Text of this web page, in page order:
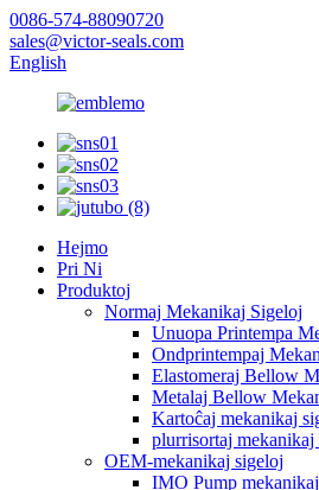
0086-574-88090720
sales@victor-seals.com
English
Hejmo
Pri Ni
Produktoj
Normaj Mekanikaj Sigeloj
Unuopa Printempa
Ondprintempaj
Elastomeraj Bellow
Metalaj Bellow
Kartoĉaj mekanikaj
plurrisortaj mekanikaj
OEM-mekanikaj sigeloj
IMO Pump